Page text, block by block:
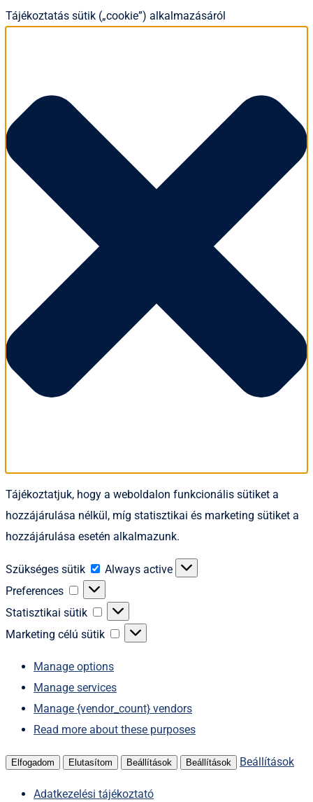
Tájékoztatás sütik („cookie”) alkalmazásáról
Tájékoztatjuk, hogy a weboldalon funkcionális sütiket a
hozzájárulása nélkül, míg statisztikai és marketing sütiket a
hozzájárulása esetén alkalmazunk.
Szükséges sütik
Szükséges
Always active
Preferences
Preferences
Statisztikai sütik
Statisztikai
sütik
Marketing célú sütik
Marketing
Manage options
Manage services
Manage {vendor_count} vendors
Read more about these purposes
Elfogadom Elutasítom Beállítások Beállítások Beállítások
Adatkezelési tájékoztató